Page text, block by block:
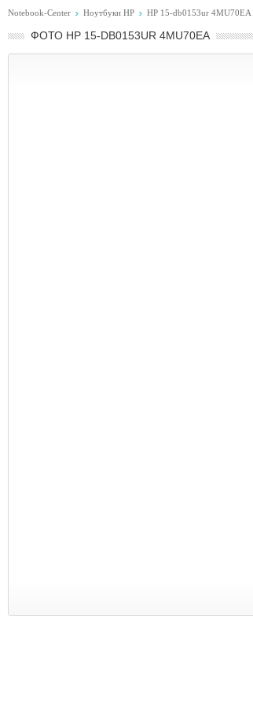
Notebook-Center Ноутбуки HP HP 15-db0153ur 4MU70EA
ФОТО HP 15-DB0153UR 4MU70EA